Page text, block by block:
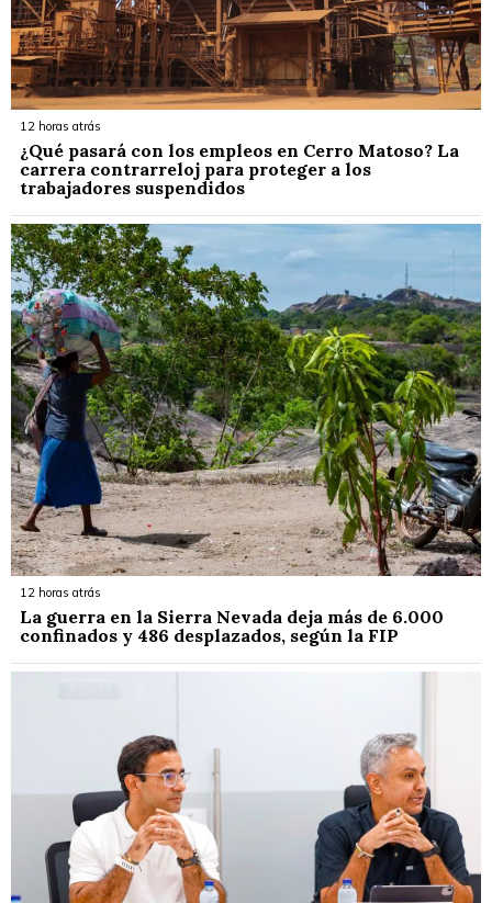
12 horas atrás
¿Qué pasará con los empleos en Cerro Matoso? La
carrera contrarreloj para proteger a los
trabajadores suspendidos
12 horas atrás
La guerra en la Sierra Nevada deja más de 6.000
confinados y 486 desplazados, según la FIP